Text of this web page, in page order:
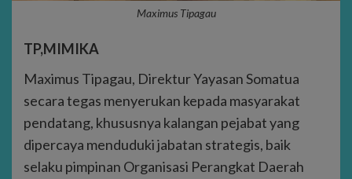
Maximus Tipagau
TP,MIMIKA
Maximus Tipagau, Direktur Yayasan Somatua
secara tegas menyerukan kepada masyarakat
pendatang, khususnya kalangan pejabat yang
dipercaya menduduki jabatan strategis, baik
selaku pimpinan Organisasi Perangkat Daerah